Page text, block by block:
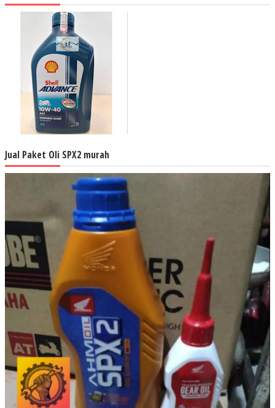
Jual Paket Oli SPX2 murah